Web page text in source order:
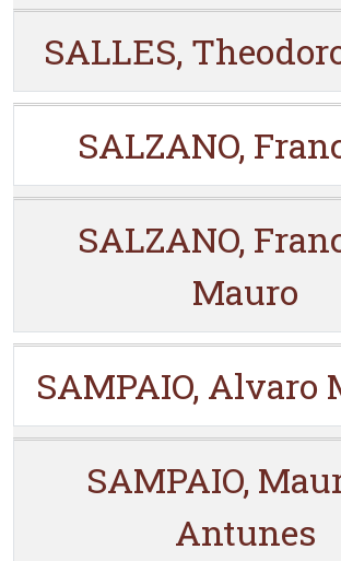
SALLES,
SALZANO,
SALZANO,
Mauro
SAMPAIO, Alvaro
SAMPAIO,
Antunes